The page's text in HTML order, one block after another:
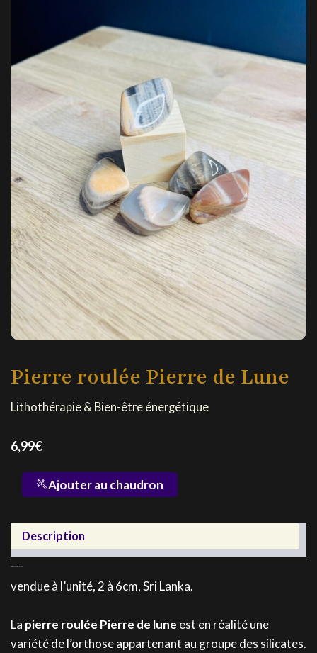
Pierre roulée Pierre de Lune
Lithothérapie & Bien-être énergétique
6,99€
quantité
roulée
Pierre
de
Lune
Ajouter au chaudron
Description
vendue à l’unité, 2 à 6cm, Sri Lanka.
La pierre roulée Pierre de lune est en réalité une
variété de l’orthose appartenant au groupe des silicates.